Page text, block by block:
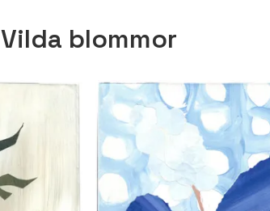
Vilda blommor